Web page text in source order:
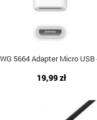
5664 Adapter Micro
19,99 zł